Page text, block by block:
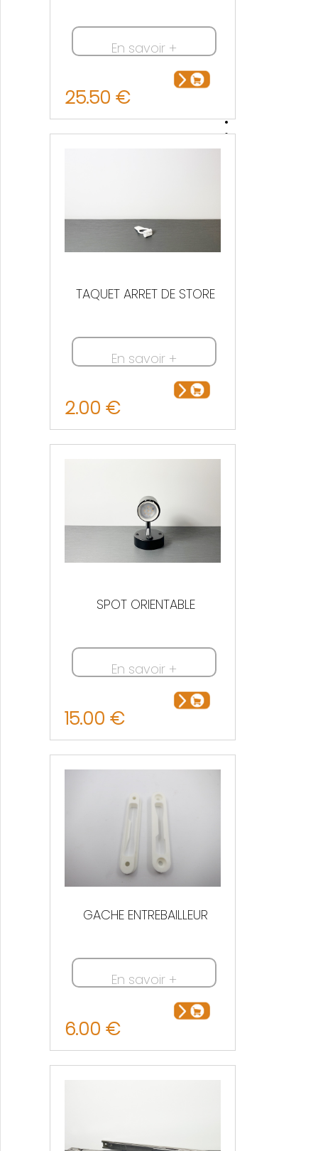
En savoir +
25.50 €
TAQUET ARRET DE STORE
En savoir +
2.00 €
SPOT ORIENTABLE
En savoir +
15.00 €
GACHE ENTREBAILLEUR
En savoir +
6.00 €